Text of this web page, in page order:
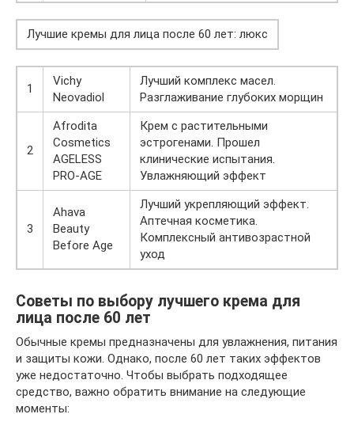
Лучшие кремы для лица после 60 лет: люкс
1
Vichy
Neovadiol
Лучший комплекс масел.
Разглаживание глубоких морщин
2
Afrodita
Cosmetics
AGELESS
PRO-AGE
Крем с растительными
эстрогенами. Прошел
клинические испытания.
Увлажняющий эффект
3
Ahava
Beauty
Before Age
Лучший укрепляющий эффект.
Аптечная косметика.
Комплексный антивозрастной
уход
Советы по выбору лучшего крема для
лица после 60 лет
Обычные кремы предназначены для увлажнения, питания
и защиты кожи. Однако, после 60 лет таких эффектов
уже недостаточно. Чтобы выбрать подходящее
средство, важно обратить внимание на следующие
моменты: